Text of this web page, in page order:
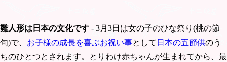
雛人形は日本の文化です - 3月3日は女の子のひな祭り(桃の節
句)で、 お子様の成長を喜ぶお祝い事として 日本の五節供のう
ちのひとつとされます。とりわけ赤ちゃんが生まれてから、最